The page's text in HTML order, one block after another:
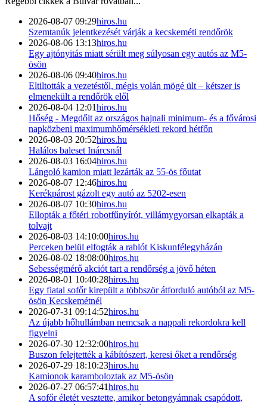
2026-08-07 09:29hiros.hu
Szemtanúk jelentkezését várják a kecskeméti rendőrök
2026-08-06 13:13hiros.hu
Egy ajtónyitás miatt sérült meg súlyosan egy autós az M5-
ösön
2026-08-06 09:40hiros.hu
Eltiltották a vezetéstől, mégis volán mögé ült – kétszer is
elmenekült a rendőrök elől
2026-08-04 12:01hiros.hu
Hőség - Megdőlt az országos hajnali minimum- és a fővárosi
napközbeni maximumhőmérsékleti rekord hétfőn
2026-08-03 20:52hiros.hu
Halálos baleset Inárcsnál
2026-08-03 16:04hiros.hu
Lángoló kamion miatt lezárták az 55-ös főutat
2026-08-07 12:46hiros.hu
Kerékpárost gázolt egy autó az 5202-esen
2026-08-07 10:30hiros.hu
Ellopták a főtéri robotfűnyírót, villámygyorsan elkapták a
tolvajt
2026-08-03 14:10:00hiros.hu
Perceken belül elfogták a rablót Kiskunfélegyházán
2026-08-02 18:08:00hiros.hu
Sebességmérő akciót tart a rendőrség a jövő héten
2026-08-01 10:40:28hiros.hu
Egy fiatal sofőr kirepült a többször átforduló autóból az M5-
ösön Kecskemétnél
2026-07-31 09:14:52hiros.hu
Az újabb hőhullámban nemcsak a nappali rekordokra kell
figyelni
2026-07-30 12:32:00hiros.hu
Buszon felejtették a kábítószert, keresi őket a rendőrség
2026-07-29 18:10:23hiros.hu
Kamionok karamboloztak az M5-ösön
2026-07-27 06:57:41hiros.hu
A sofőr életét vesztette, amikor betongyámnak csapódott,